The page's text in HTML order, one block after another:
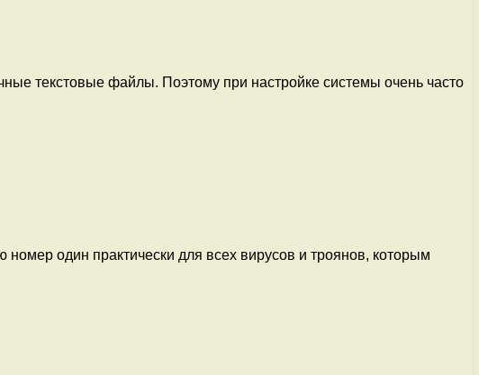
текстовые файлы. Поэтому при настройке системы очень часто
один практически для всех вирусов и троянов, которым